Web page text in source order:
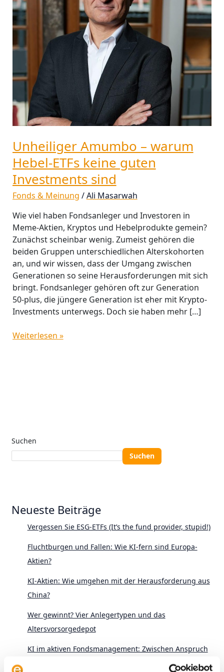
Unheiliger Amumbo – warum
Hebel-ETFs keine guten
Investments sind
Fonds & Meinung /Ali Masarwah
Wie viel haben Fondsanleger und Investoren in
Meme-Aktien, Kryptos und Hebelprodukte gemein?
Zunächst scheinbar wenig. Zumeist gehören die
beiden Gruppen unterschiedlichen Alterskohorten
an, und wir wissen, dass der Umgang zwischen
Generationen so seine Herausforderungen mit sich
bringt. Fondsanleger gehören oft zur Generation
50-plus, die jüngere Generation ist eher mit Krypto-
Investments unterwegs. Doch sie haben mehr […]
keine
guten
Investments
Weiterlesen »
Suchen
Suchen
Neueste Beiträge
Vergessen Sie ESG-ETFs (It’s the fund provider, stupid!)
Fluchtburgen und Fallen: Wie KI-fern sind Europa-
Aktien?
KI-Aktien: Wie umgehen mit der Herausforderung aus
China?
Wer gewinnt? Vier Anlegertypen und das
Altersvorsorgedepot
KI im aktiven Fondsmanagement: Zwischen Anspruch